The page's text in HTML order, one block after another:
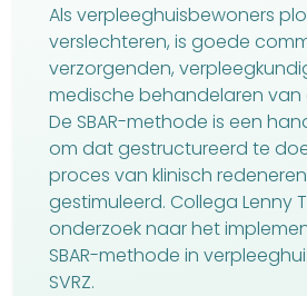
Als verpleeghuisbewoners
verslechteren, is goede
verzorgenden,
medische behandelaren
De SBAR-methode is een
om dat gestructureerd te
proces van klinisch
gestimuleerd. Collega Lenny
onderzoek naar het
SBAR-methode in
SVRZ.